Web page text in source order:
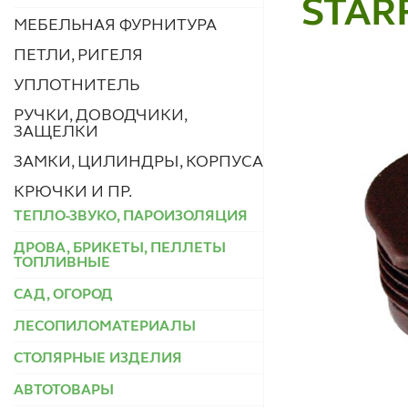
МЕБЕЛЬНАЯ ФУРНИТУРА
ПЕТЛИ, РИГЕЛЯ
УПЛОТНИТЕЛЬ
РУЧКИ, ДОВОДЧИКИ,
ЗАЩЕЛКИ
ЗАМКИ, ЦИЛИНДРЫ, КОРПУСА
КРЮЧКИ И ПР.
ТЕПЛО-ЗВУКО, ПАРОИЗОЛЯЦИЯ
ДРОВА, БРИКЕТЫ, ПЕЛЛЕТЫ
ТОПЛИВНЫЕ
САД, ОГОРОД
ЛЕСОПИЛОМАТЕРИАЛЫ
СТОЛЯРНЫЕ ИЗДЕЛИЯ
АВТОТОВАРЫ